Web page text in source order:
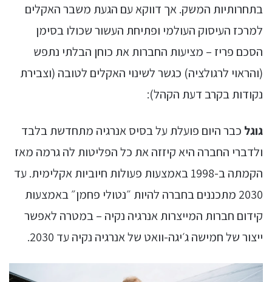
בתחרותיות המשק. אך דווקא עם הגעת משבר האקלים
למרכז העיסוק העולמי ופתיחת העשור שכולו בסימן
הסכם פריז – מציעות החברות את כוחן הבלתי נתפש
(והראוי לרגולציה) כגשר לשינוי האקלים לטובה (וצבירת
נקודות בקרב דעת הקהל):
גוגל כבר היום פועלת על בסיס אנרגיה מתחדשת בלבד
ולדברי החברה היא קיזזה את כל הפליטות לה גרמה מאז
הקמתה ב-1998 באמצעות פעולות חיוביות אקלימית. עד
2030 מתכננים בחברה להיות ״נטולי פחמן״ באמצעות
קידום חברות המייצרות אנרגיה נקיה – במטרה לאפשר
ייצור של חמישה ג׳יגה-וואט של אנרגיה נקיה עד 2030.